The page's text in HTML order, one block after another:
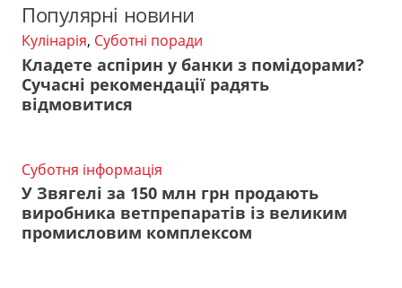
Популярні новини
Кулінарія, Суботні поради
Кладете аспірин у банки з помідорами?
Сучасні рекомендації радять
відмовитися
Суботня інформація
У Звягелі за 150 млн грн продають
виробника ветпрепаратів із великим
промисловим комплексом